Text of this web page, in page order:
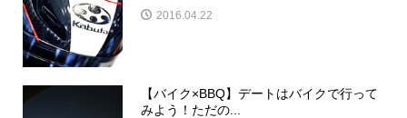
2016.04.22
【バイク×BBQ】デートはバイクで行って
みよう！ただの...